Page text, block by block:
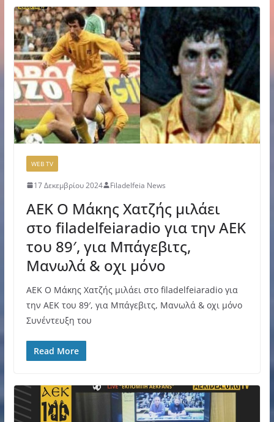
WEB TV
17 Δεκεμβρίου 2024 Filadelfeia News
ΑΕΚ Ο Μάκης Χατζής μιλάει
στο filadelfeiaradio για την ΑΕΚ
του 89′, για Μπάγεβιτς,
Μανωλά & οχι μόνο
ΑΕΚ Ο Μάκης Χατζής μιλάει στο filadelfeiaradio για
την ΑΕΚ του 89′, για Μπάγεβιτς, Μανωλά & οχι μόνο
Συνέντευξη του
Read More